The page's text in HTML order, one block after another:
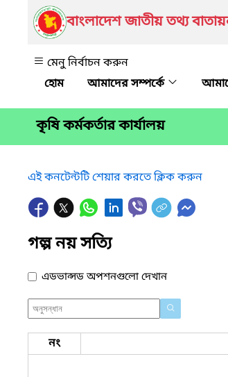
বাংলাদেশ জাতীয় তথ্য
মেনু নির্বাচন করুন
আমাদের সম্পর্কে
কৃষি কর্মকর্তার কার্যালয়
এই কনটেন্টটি শেয়ার করতে ক্লিক করুন
গল্প নয় সত্যি
এডভান্সড অপশনগুলো দেখান
নং